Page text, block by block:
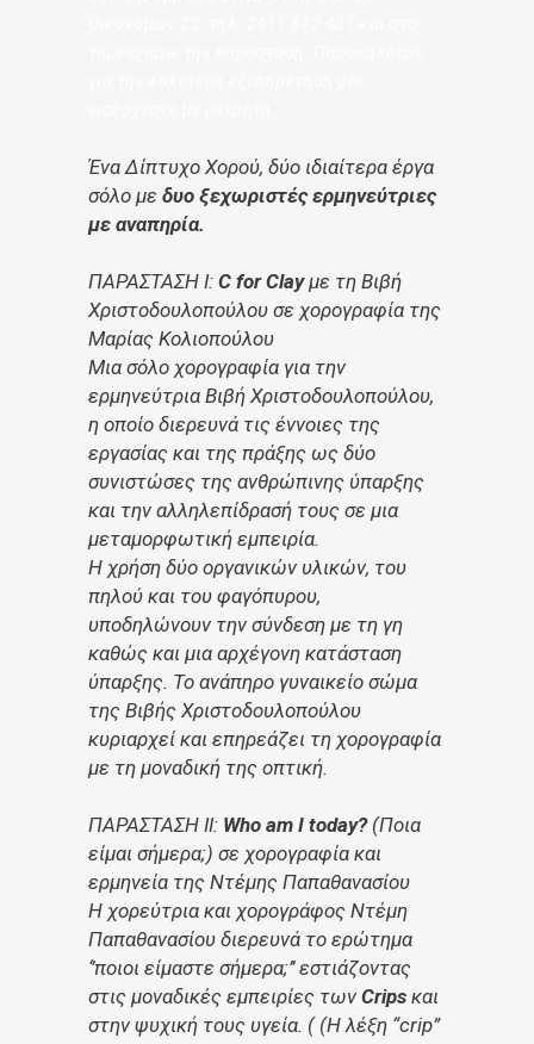
Ένα Δίπτυχο Χορού, δύο ιδιαίτερα έργα
σόλο με δυο ξεχωριστές ερμηνεύτριες
με αναπηρία.
ΠΑΡΑΣΤΑΣΗ Ι: C for Clayμε τη Βιβή
Χριστοδουλοπούλου σε χορογραφία της
Μαρίας Κολιοπούλου
Μια σόλο χορογραφία για την
ερμηνεύτρια Βιβή Χριστοδουλοπούλου,
η οποίο διερευνά τις έννοιες της
εργασίας και της πράξης ως δύο
συνιστώσες της ανθρώπινης ύπαρξης
και την αλληλεπίδρασή τους σε μια
μεταμορφωτική εμπειρία.
Η χρήση δύο οργανικών υλικών, του
πηλού και του φαγόπυρου,
υποδηλώνουν την σύνδεση με τη γη
καθώς και μια αρχέγονη κατάσταση
ύπαρξης. Το ανάπηρο γυναικείο σώμα
της Βιβής Χριστοδουλοπούλου
κυριαρχεί και επηρεάζει τη χορογραφία
με τη μοναδική της οπτική.
ΠΑΡΑΣΤΑΣΗ ΙΙ: Who am I today?(Ποια
είμαι σήμερα;) σε χορογραφία και
ερμηνεία της Ντέμης Παπαθανασίου
Η χορεύτρια και χορογράφος Ντέμη
Παπαθανασίου διερευνά το ερώτημα
‘’ποιοι είμαστε σήμερα;’’ εστιάζοντας
στις μοναδικές εμπειρίες των Crips και
στην ψυχική τους υγεία. ( (Η λέξη “crip”